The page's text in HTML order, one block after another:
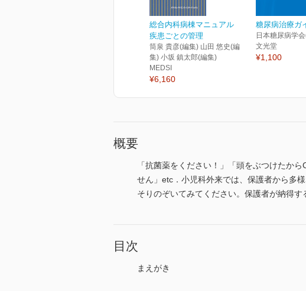
総合内科病棟マニュアル
疾患ごとの管理
筒泉 貴彦(編集) 山田 悠史(編
集) 小坂 鎮太郎(編集)
MEDSI
¥6,160
糖尿病治療ガ
日本糖尿病学
文光堂
¥1,100
概要
「抗菌薬をください！」「頭をぶつけたか
せん」etc．小児科外来では、保護者から多
そりのぞいてみてください。保護者が納得
目次
まえがき